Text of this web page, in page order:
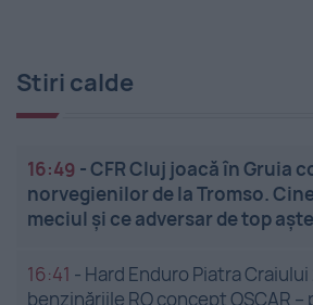
Stiri calde
16:49 -CFR Cluj joacă în Gruia
norvegienilor de la Tromso.
meciul și ce adversar de top
16:41 - Hard Enduro Piatra
benzinăriile RO concept OSCAR